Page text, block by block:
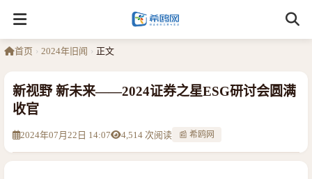
首页 › 2024年旧闻 › 正文
新视野 新未来——2024证券之星ESG研讨会圆满
收官
2024年07月22日 14:07 4,514 次阅读 📰 希鸥网